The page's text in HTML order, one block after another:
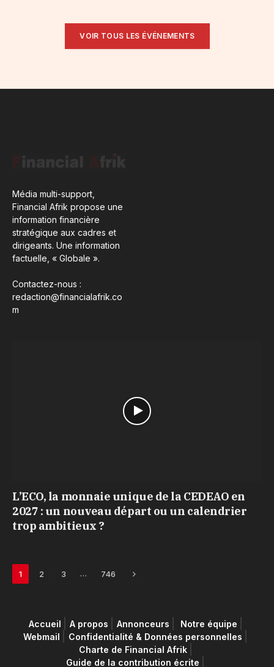
VOIR TOUS LES ÉVÉNEMENTS
Média multi-support,
Financial Afrik propose une
information financière
stratégique aux cadres et
dirigeants. Une information
factuelle, « Globale ».
Contactez-nous :
redaction@financialafrik.co
m
L’ECO, la monnaie unique de la CEDEAO en
2027 : un nouveau départ ou un calendrier
trop ambitieux ?
1 2 3 … 746 Next
Accueil A propos Annonceurs
Notre équipe
Webmail
Confidentialité & Données personnelles
Charte de Financial Afrik
Guide de la contribution écrite